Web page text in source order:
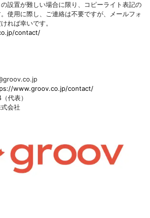
設置が難しい場合に限り、コピーライト表記の
使用に際し、ご連絡は不要ですが、メールフォ
れば幸いです。
contact/
www.groov.co.jp/contact/
代表）
会社